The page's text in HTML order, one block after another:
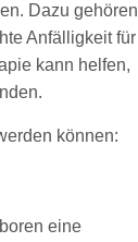
Dazu gehören
Anfälligkeit für
kann helfen,
können:
eine